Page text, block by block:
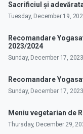
Sacrificiul și
Tuesday, December 19,
Recomandare
2023/2024
Sunday, December 17,
Recomandare
Sunday, December 17,
Meniu vegetarian de
Thursday, December 29,